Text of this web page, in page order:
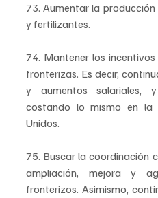
73. Aumentar la
y fertilizantes.
74. Mantener los
fronterizas. Es decir,
y aumentos salariales,
costando lo mismo en la
Unidos.
75. Buscar la coordinación
ampliación, mejora y
fronterizos. Asimismo,